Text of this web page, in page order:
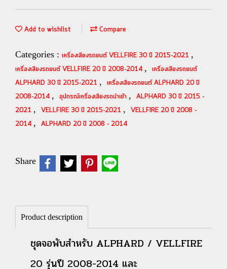
Add to wishlist Compare
Categories : เครื่องเสียงรถยนต์ VELLFIRE 30 ปี 2015-2021 ,
เครื่องเสียงรถยนต์ VELLFIRE 20 ปี 2008-2014 , เครื่องเสียงรถยนต์
ALPHARD 30 ปี 2015-2021 , เครื่องเสียงรถยนต์ ALPHARD 20 ปี
2008-2014 , อุปกรณ์เครื่องเสียงรถนำเข้า , ALPHARD 30 ปี 2015 -
2021 , VELLFIRE 30 ปี 2015-2021 , VELLFIRE 20 ปี 2008 -
2014 , ALPHARD 20 ปี 2008 - 2014
Share
Product description
ชุดจอพับสำหรับ ALPHARD / VELLFIRE
20 รุ่นปี 2008-2014 และ